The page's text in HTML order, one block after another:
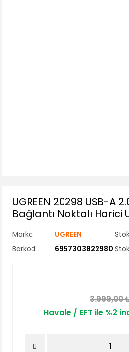
UGREEN 20298 USB-A
Bağlantı Noktalı Harici
Marka UGREEN
Barkod
6957303822980 Stok
3.999,00
Havale / EFT ile %2